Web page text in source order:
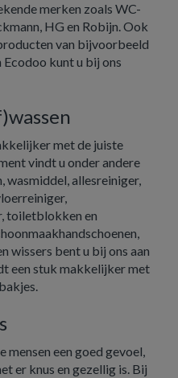
merken zoals WC-
HG en Robijn. Ook
van bijvoorbeeld
Ecodoo kunt u bij ons
met de juiste
vindt u onder andere
allesreiniger,
toiletblokken en
wissers bent u bij ons aan
een stuk makkelijker met
mensen een goed gevoel,
er knus en gezellig is. Bij